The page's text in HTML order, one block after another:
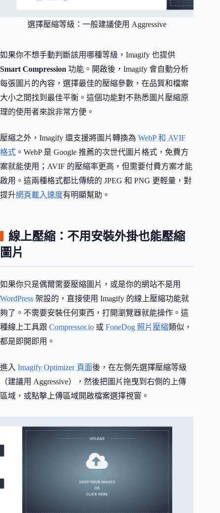
選擇壓縮等級：一般建議使用 Aggressive
如果你不想手動判斷該用哪種等級，Imagify 也提供
Smart Compression 功能。開啟後，Imagify 會自動分析
每張圖片的內容，選擇最佳的壓縮參數，在品質和檔案
大小之間找到最佳平衡。這個功能對不熟悉圖片壓縮原
理的使用者來說非常方便。
壓縮之外，Imagify 還支援將圖片轉換為 WebP 和 AVIF
格式 。WebP 是 Google 推薦的次世代圖片格式，免費方
案就能使用；AVIF 的壓縮率更高，但需要付費方案才能
啟用。這兩種格式都比傳統的 JPEG 和 PNG 更輕量，對
提升網頁載入速度有明顯幫助。
線上壓縮：不用安裝外掛也能壓縮
圖片
如果你只是偶爾需要壓縮圖片，或是你的網站不是用
WordPress 架設的，直接使用 Imagify 的線上壓縮功能就
夠了。不需要安裝任何東西，打開瀏覽器就能操作。這
種線上工具跟 Compressor.io 或 FoneDog 照片壓縮類似，
都是即開即用。
進入 Imagify Optimizer 頁面後，在左側先選擇壓縮等級
（建議用 Aggressive），然後把圖片拖曳到右側的上傳
區域，或點擊上傳區域開啟檔案選擇視窗。